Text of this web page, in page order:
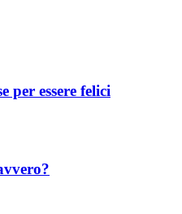
per essere felici